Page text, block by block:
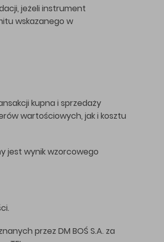
jeżeli instrument
wskazanego w
kupna i sprzedaży
wartościowych, jak i kosztu
jest wynik wzorcowego
przez DM BOŚ S.A. za